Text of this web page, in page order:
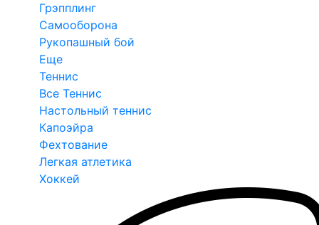
Грэпплинг
Самооборона
Рукопашный бой
Еще
Теннис
Все Теннис
Настольный теннис
Капоэйра
Фехтование
Легкая атлетика
Хоккей